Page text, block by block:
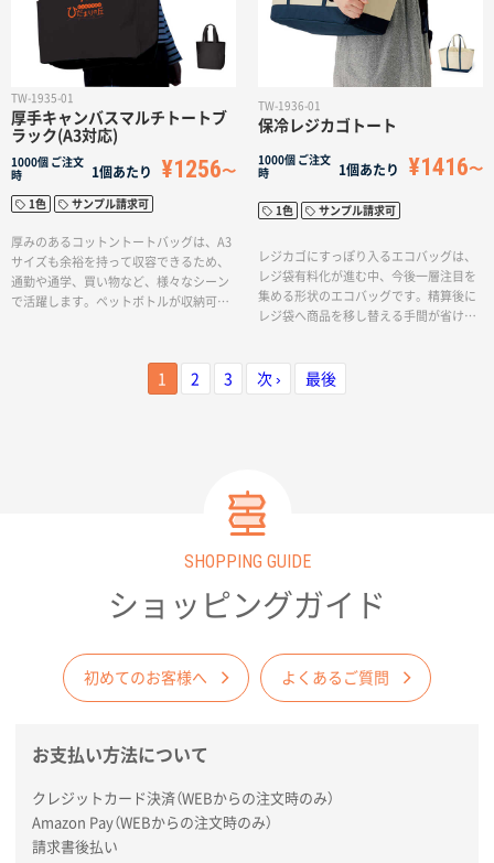
TW-1935-01
厚手キャンバスマルチトートブ
ラック(A3対応)
1000個 ご注文
時
1個あたり ¥1256
1色 サンプル請求可
厚みのあるコットントートバッグは、A3
サイズも余裕を持って収容できるため、
通勤や通学、買い物など、様々なシーン
で活躍します。ペットボトルが収納可能
TW-1936-01
保冷レジカゴトート
1000個 ご注文
時
1個あたり ¥1416
1色 サンプル請求可
レジカゴにすっぽり入るエコバッグは、
レジ袋有料化が進む中、今後一層注目を
集める形状のエコバッグです。精算後に
レジ袋へ商品を移し替える手間が省け
ち運びにも安心です。プラスチックゴミ
削減などのエコロジー運動のキャンペー
の景品にもおすすめです。
1 2 3 次 › 最後
SHOPPING GUIDE
ショッピングガイド
初めてのお客様へ よくあるご質問
お支払い方法について
クレジットカード決済（WEBからの注文時のみ）
Amazon Pay（WEBからの注文時のみ）
請求書後払い